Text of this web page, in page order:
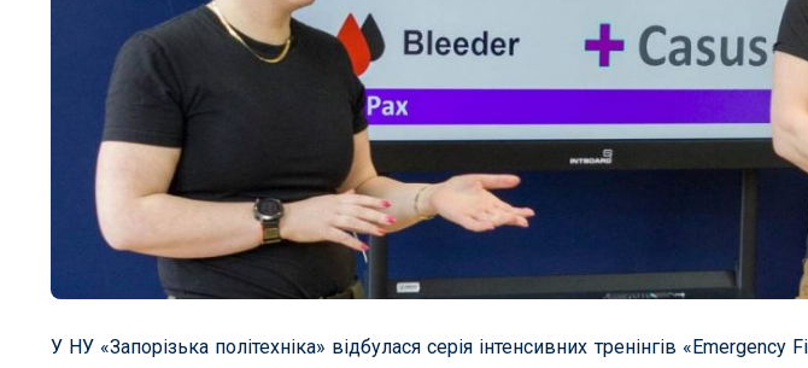
У НУ «Запорізька політехніка» відбулася серія інтенсивних тренінгів «Emergency